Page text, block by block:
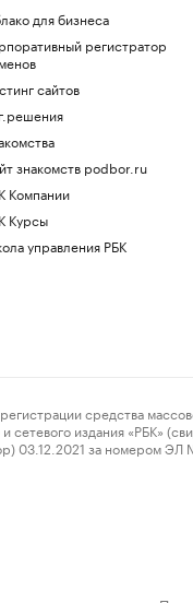
для бизнеса
регистратор
сайтов
знакомств podbor.ru
Компании
Курсы
управления РБК
средства
издания «РБК»
03.12.2021 за номером